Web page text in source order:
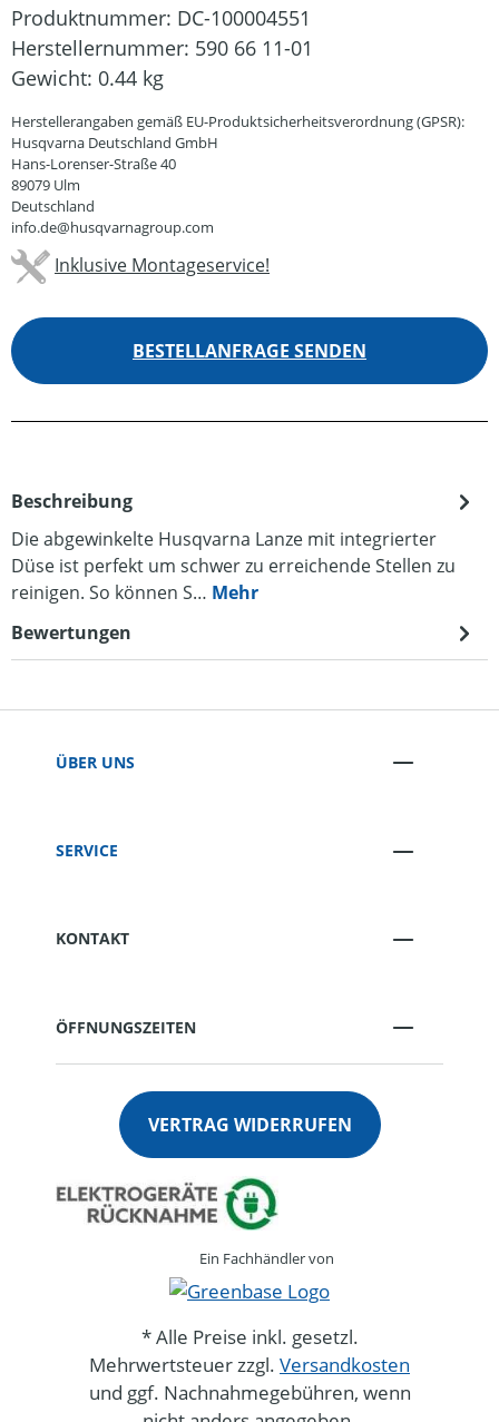
Produktnummer: DC-100004551
Herstellernummer: 590 66 11-01
Gewicht: 0.44 kg
Herstellerangaben gemäß EU-Produktsicherheitsverordnung (GPSR):
Husqvarna Deutschland GmbH
Hans-Lorenser-Straße 40
89079 Ulm
Deutschland
info.de@husqvarnagroup.com
Inklusive Montageservice!
BESTELLANFRAGE SENDEN
Beschreibung
Die abgewinkelte Husqvarna Lanze mit integrierter
Düse ist perfekt um schwer zu erreichende Stellen zu
reinigen. So können S… Mehr
Bewertungen
ÜBER UNS
SERVICE
KONTAKT
ÖFFNUNGSZEITEN
VERTRAG WIDERRUFEN
Ein Fachhändler von
* Alle Preise inkl. gesetzl.
Mehrwertsteuer zzgl. Versandkosten
und ggf. Nachnahmegebühren, wenn